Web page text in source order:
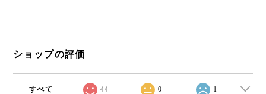
ショップの評価
すべて 44 0 1